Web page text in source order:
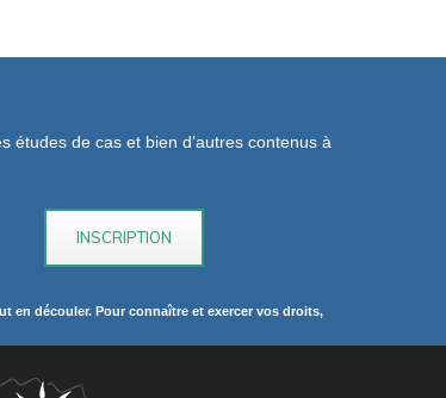
de cas et bien d’autres contenus à
en découler. Pour connaître et exercer vos droits,